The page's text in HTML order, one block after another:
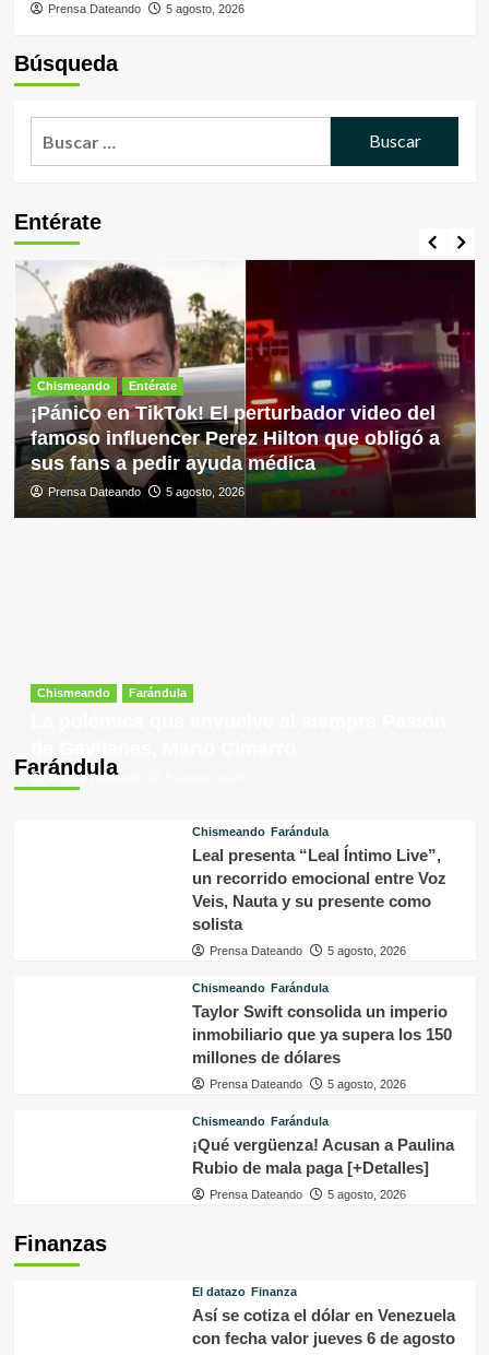
Prensa Dateando 5 agosto, 2026
Búsqueda
Entérate
Chismeando Entérate
¡Pánico en TikTok! El perturbador video del
famoso influencer Perez Hilton que obligó a
sus fans a pedir ayuda médica
Prensa Dateando 5 agosto, 2026
Farándula
Chismeando Farándula
Prensa Dateando
Chismeando Farándula
Leal presenta “Leal Íntimo Live”,
un recorrido emocional entre Voz
Veis, Nauta y su presente como
solista
Prensa Dateando 5 agosto, 2026
Chismeando Farándula
Taylor Swift consolida un imperio
inmobiliario que ya supera los 150
millones de dólares
Prensa Dateando 5 agosto, 2026
Chismeando Farándula
¡Qué vergüenza! Acusan a Paulina
Rubio de mala paga [+Detalles]
Prensa Dateando 5 agosto, 2026
Finanzas
El datazo Finanza
Así se cotiza el dólar en Venezuela
con fecha valor jueves 6 de agosto